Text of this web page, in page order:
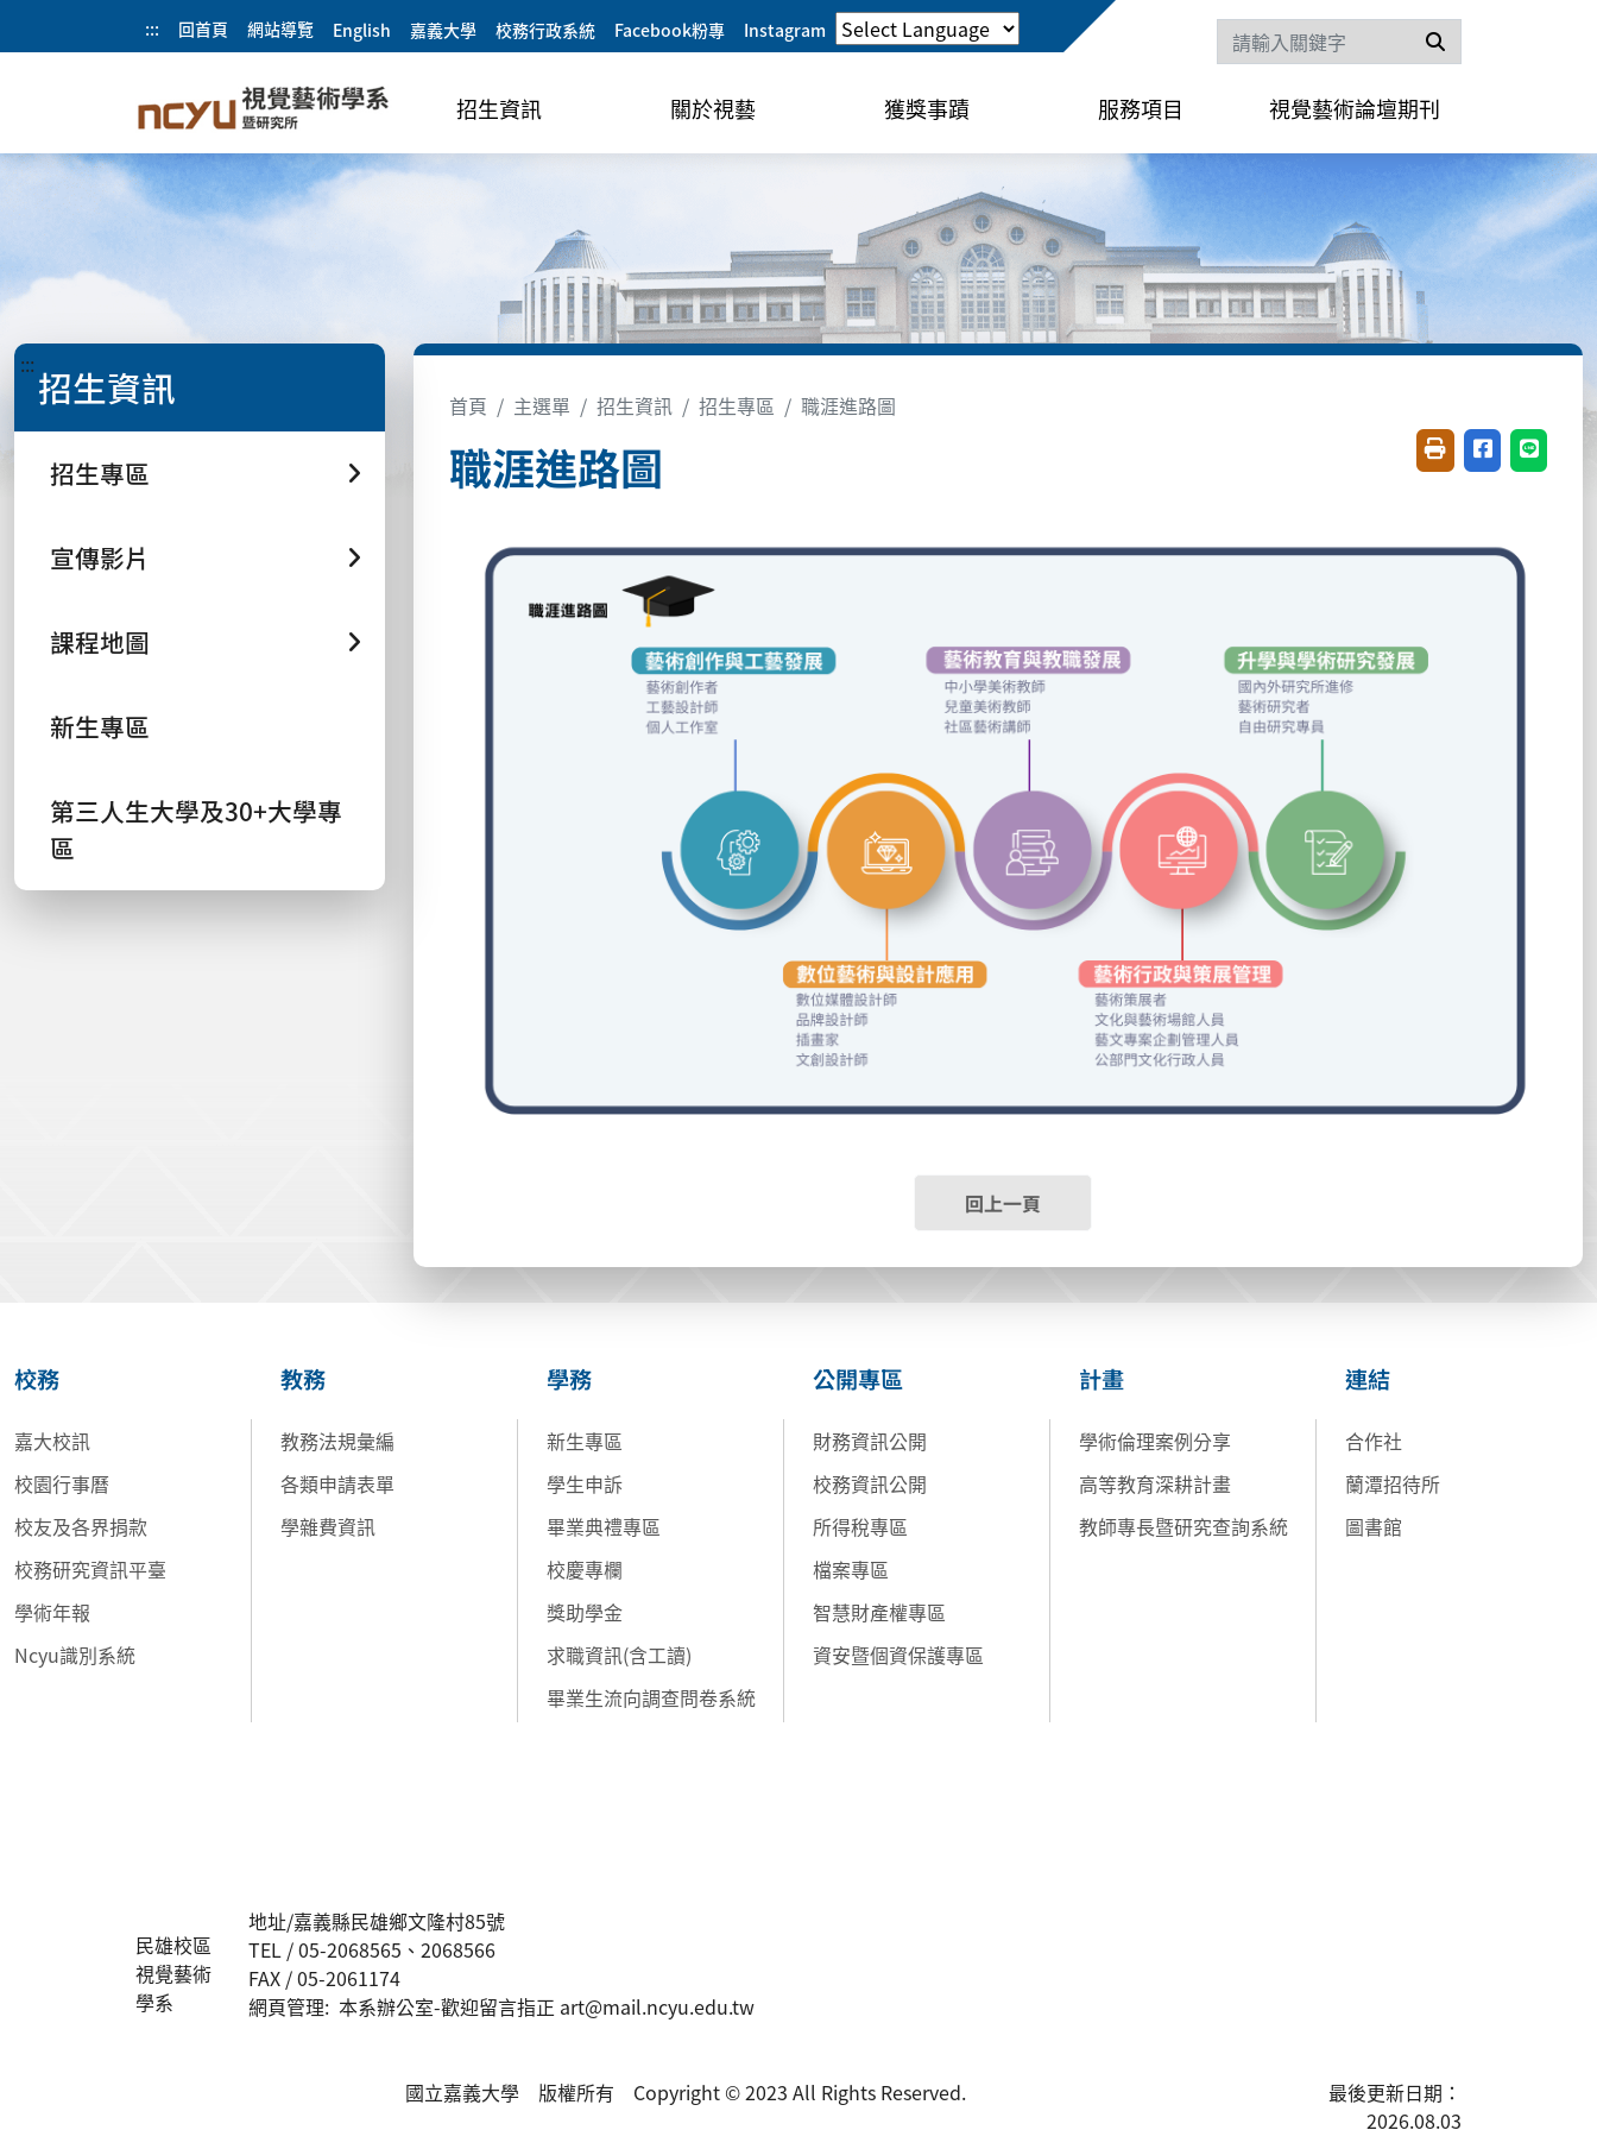
::: 回首頁 網站導覽 English 嘉義大學 校務行政系統 Facebook粉專 Instagram
招生資訊 關於視藝 獲獎事蹟 服務項目 視覺藝術論壇期刊
::: 招生資訊
招生專區
宣傳影片
課程地圖
新生專區
第三人生大學及30+大學專
區
首頁 主選單 招生資訊 招生專區 職涯進路圖
職涯進路圖 友善列印(開新視窗)
分享至臉書(
分享至
回上一頁
校務
嘉大校訊
校園行事曆
校友及各界捐款
校務研究資訊平臺
學術年報
Ncyu識別系統
教務
教務法規彙編
各類申請表單
學雜費資訊
學務
新生專區
學生申訴
畢業典禮專區
校慶專欄
獎助學金
求職資訊(含工讀)
畢業生流向調查問卷系統
公開專區
財務資訊公開
校務資訊公開
所得稅專區
檔案專區
智慧財產權專區
資安暨個資保護專區
計畫
學術倫理案例分享
高等教育深耕計畫
教師專長暨研究查詢系統
連結
合作社
蘭潭招待所
圖書館
民雄校區
視覺藝術
學系
地址/嘉義縣民雄鄉文隆村85號
TEL / 05-2068565、2068566
FAX / 05-2061174
網頁管理: 本系辦公室-歡迎留言指正 art@mail.ncyu.edu.tw
國立嘉義大學 版權所有 Copyright © 2023 All Rights Reserved.
最後更新日期：
2026.08.03